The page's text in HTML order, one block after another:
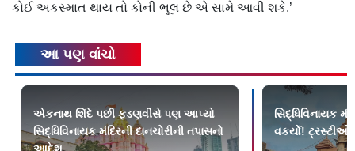
કોઈ અકસ્માત થાય તો કોની ભૂલ છે એ સામે આવી શકે.’
આ પણ વાંચો
એકનાથ શિંદે પછી ફડણવીસે પણ આપ્યો
સિદ્ધિવિનાયક મંદિરની દાનચોરીની તપાસનો
સિદ્ધિવિનાયક
વકર્યો!